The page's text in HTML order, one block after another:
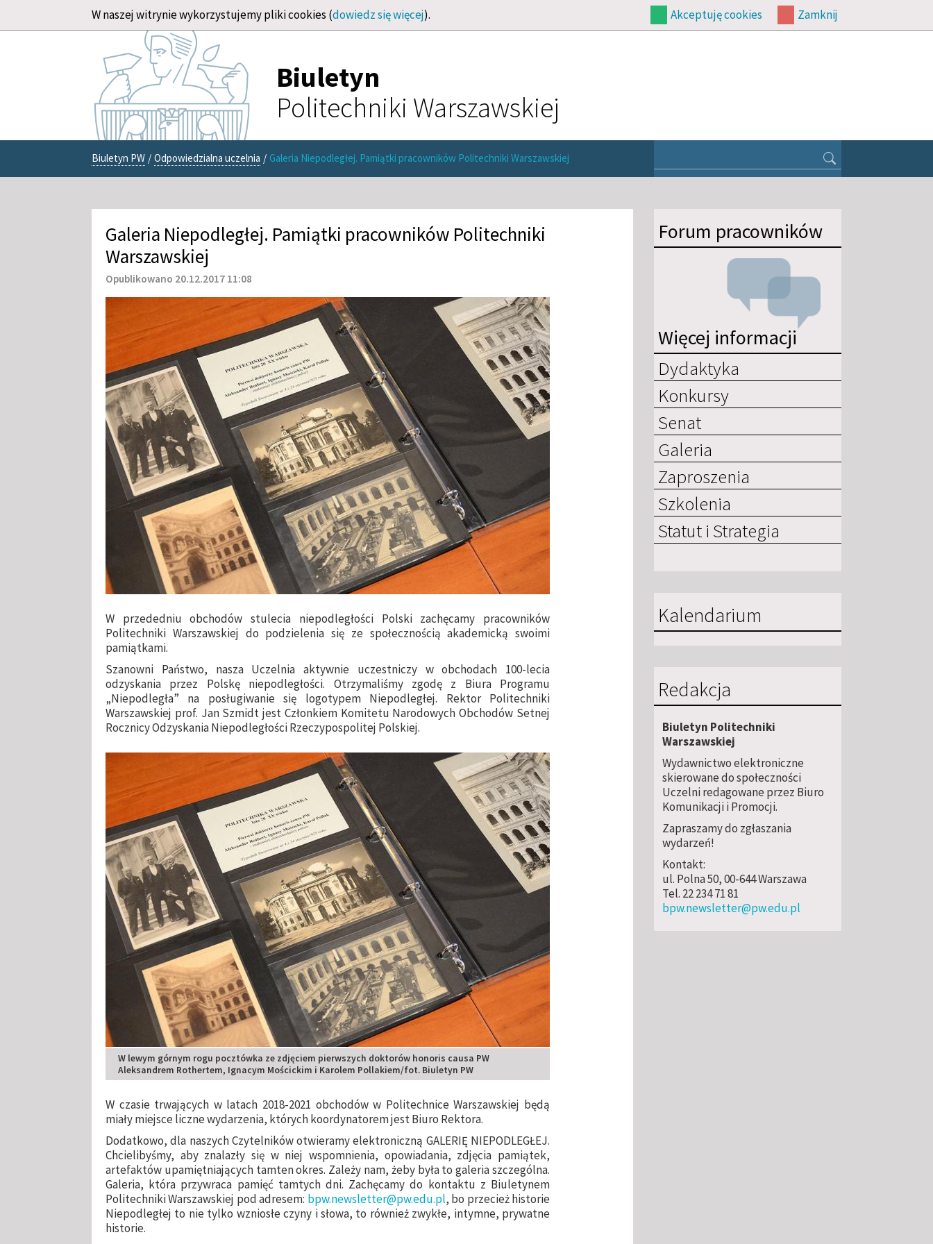
W naszej witrynie wykorzystujemy pliki cookies (dowiedz się więcej). Akceptuję cookies Zamknij
Biuletyn
Politechniki Warszawskiej
Biuletyn PW / Odpowiedzialna uczelnia / Galeria Niepodległej. Pamiątki pracowników Politechniki Warszawskiej
Galeria Niepodległej. Pamiątki pracowników Politechniki
Warszawskiej
Opublikowano 20.12.2017 11:08
W przededniu obchodów stulecia niepodległości Polski zachęcamy pracowników
Politechniki Warszawskiej do podzielenia się ze społecznością akademicką swoimi
pamiątkami.
Szanowni Państwo, nasza Uczelnia aktywnie uczestniczy w obchodach 100-lecia
odzyskania przez Polskę niepodległości. Otrzymaliśmy zgodę z Biura Programu
„Niepodległa” na posługiwanie się logotypem Niepodległej. Rektor Politechniki
Warszawskiej prof. Jan Szmidt jest Członkiem Komitetu Narodowych Obchodów Setnej
Rocznicy Odzyskania Niepodległości Rzeczypospolitej Polskiej.
W lewym górnym rogu pocztówka ze zdjęciem pierwszych doktorów honoris causa PW
Aleksandrem Rothertem, Ignacym Mościckim i Karolem Pollakiem/fot. Biuletyn PW
W czasie trwających w latach 2018-2021 obchodów w Politechnice Warszawskiej będą
miały miejsce liczne wydarzenia, których koordynatorem jest Biuro Rektora.
Dodatkowo, dla naszych Czytelników otwieramy elektroniczną GALERIĘ NIEPODLEGŁEJ.
Chcielibyśmy, aby znalazły się w niej wspomnienia, opowiadania, zdjęcia pamiątek,
artefaktów upamiętniających tamten okres. Zależy nam, żeby była to galeria szczególna.
Galeria, która przywraca pamięć tamtych dni. Zachęcamy do kontaktu z Biuletynem
Politechniki Warszawskiej pod adresem: bpw.newsletter@pw.edu.pl, bo przecież historie
Niepodległej to nie tylko wzniosłe czyny i słowa, to również zwykłe, intymne, prywatne
historie.
Forum pracowników
Więcej informacji
Dydaktyka
Konkursy
Senat
Galeria
Zaproszenia
Szkolenia
Statut i Strategia
Kalendarium
Redakcja
Biuletyn Politechniki
Warszawskiej
Wydawnictwo elektroniczne
skierowane do społeczności
Uczelni redagowane przez Biuro
Komunikacji i Promocji.
Zapraszamy do zgłaszania
wydarzeń!
Kontakt:
ul. Polna 50, 00-644 Warszawa
Tel. 22 234 71 81
bpw.newsletter@pw.edu.pl